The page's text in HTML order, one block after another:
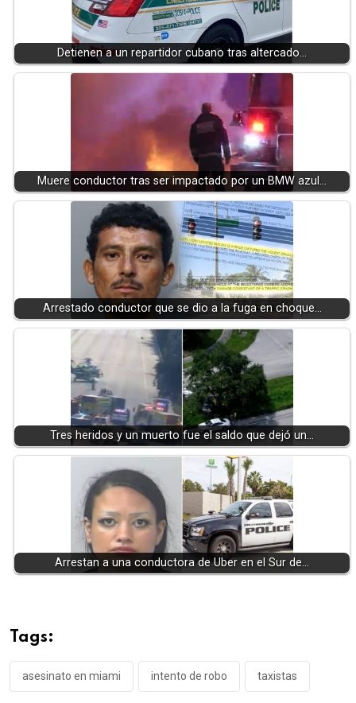
Detienen a un repartidor cubano tras altercado…
Muere conductor tras ser impactado por un BMW azul…
Arrestado conductor que se dio a la fuga en choque…
Tres heridos y un muerto fue el saldo que dejó un…
Arrestan a una conductora de Uber en el Sur de…
Tags:
asesinato en miami intento de robo taxistas